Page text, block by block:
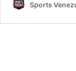
Sports